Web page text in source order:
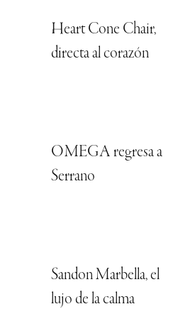
Heart Cone Chair,
directa al corazón
OMEGA regresa a
Serrano
Sandon Marbella, el
lujo de la calma